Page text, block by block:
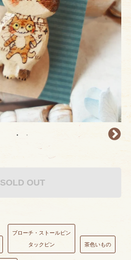
SOLD OUT
ブローチ・ストールピン
タックピン
茶色いもの